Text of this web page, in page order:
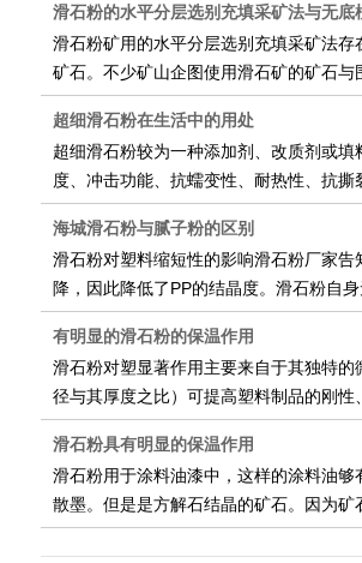
滑石粉的水平分层选别充填采矿法与无底
滑石粉矿用的水平分层选别充填采矿法
矿石。不少矿山企图使用滑石矿的矿石
超细滑石粉在生活中的用处
超细滑石粉较为一种添加剂、改质剂或
度、冲击功能、抗蠕变性、耐热性、抗
海城滑石粉与腻子粉的区别
滑石粉对塑料缩短性的影响滑石粉厂家
降，因此降低了PP的结晶度。滑石粉自
有明显的滑石粉的保温作用
滑石粉对塑显著作用主要来自于其独特
径与其厚度之比）可提高塑料制品的刚
滑石粉具有明显的保温作用
滑石粉用于涂料油漆中，这样的涂料油
散墨。但是是方解石结晶的矿石。因为